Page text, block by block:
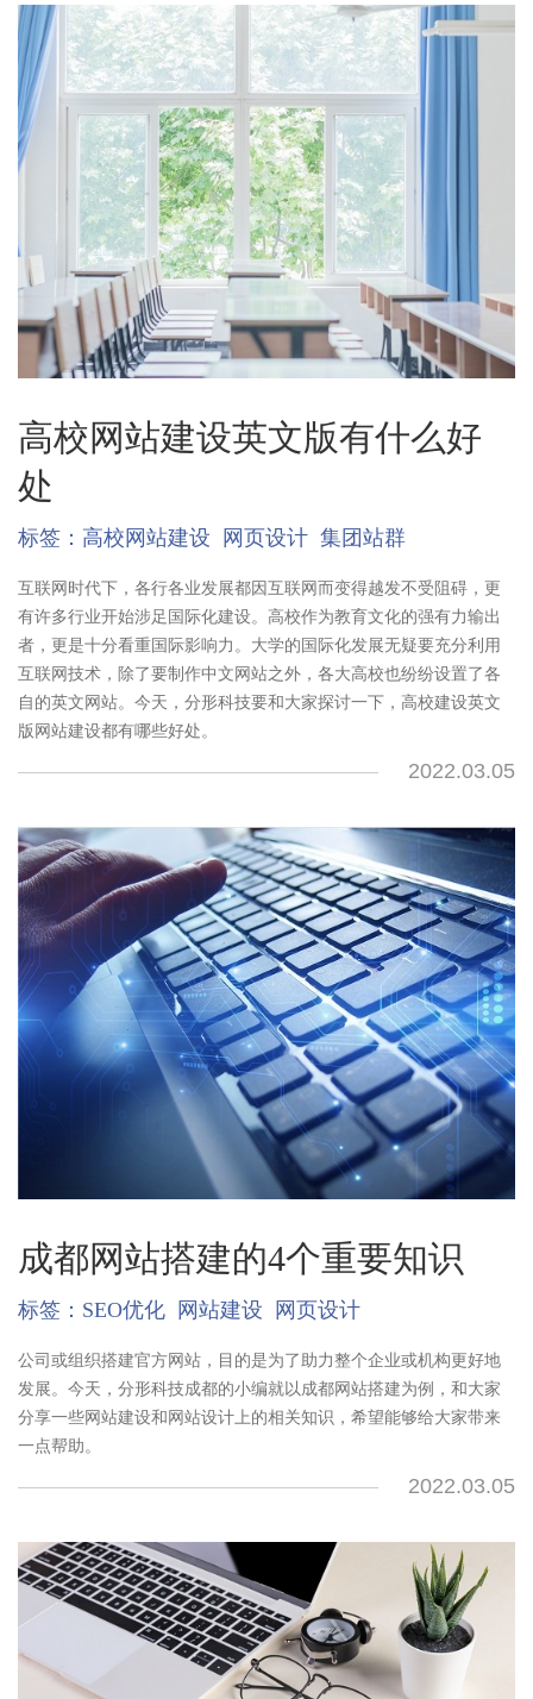
高校网站建设英文版有什么好
处
标签： 高校网站建设 网页设计 集团站群
互联网时代下，各行各业发展都因互联网而变得越发不受阻碍，更
有许多行业开始涉足国际化建设。高校作为教育文化的强有力输出
者，更是十分看重国际影响力。大学的国际化发展无疑要充分利用
互联网技术，除了要制作中文网站之外，各大高校也纷纷设置了各
自的英文网站。今天，分形科技要和大家探讨一下，高校建设英文
版网站建设都有哪些好处。
2022.03.05
成都网站搭建的4个重要知识
标签： SEO优化 网站建设 网页设计
公司或组织搭建官方网站，目的是为了助力整个企业或机构更好地
发展。今天，分形科技成都的小编就以成都网站搭建为例，和大家
分享一些网站建设和网站设计上的相关知识，希望能够给大家带来
一点帮助。
2022.03.05